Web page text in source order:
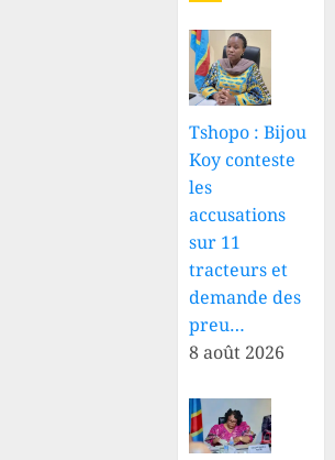
Tshopo : Bijou
Koy conteste
les
accusations
sur 11
tracteurs et
demande des
preu…
8 août 2026